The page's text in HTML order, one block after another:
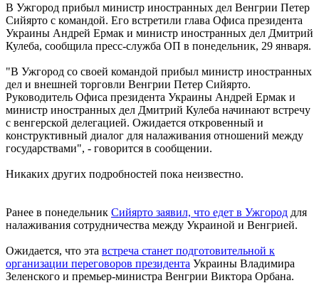
В Ужгород прибыл министр иностранных дел Венгрии Петер
Сийярто с командой. Его встретили глава Офиса президента
Украины Андрей Ермак и министр иностранных дел Дмитрий
Кулеба, сообщила пресс-служба ОП в понедельник, 29 января.
"В Ужгород со своей командой прибыл министр иностранных
дел и внешней торговли Венгрии Петер Сийярто.
Руководитель Офиса президента Украины Андрей Ермак и
министр иностранных дел Дмитрий Кулеба начинают встречу
с венгерской делегацией. Ожидается откровенный и
конструктивный диалог для налаживания отношений между
государствами", - говорится в сообщении.
Никаких других подробностей пока неизвестно.
Ранее в понедельник Сийярто заявил, что едет в Ужгород для
налаживания сотрудничества между Украиной и Венгрией.
Ожидается, что эта встреча станет подготовительной к
организации переговоров президента Украины Владимира
Зеленского и премьер-министра Венгрии Виктора Орбана.